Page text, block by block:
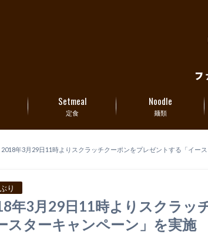
定食
Setmeal
麺類
Noodle
2018年3月29日11時よりスクラッチクーポンをプレゼントする「イー
り
年3月29日11時よりスクラッ
スターキャンペーン」を実施